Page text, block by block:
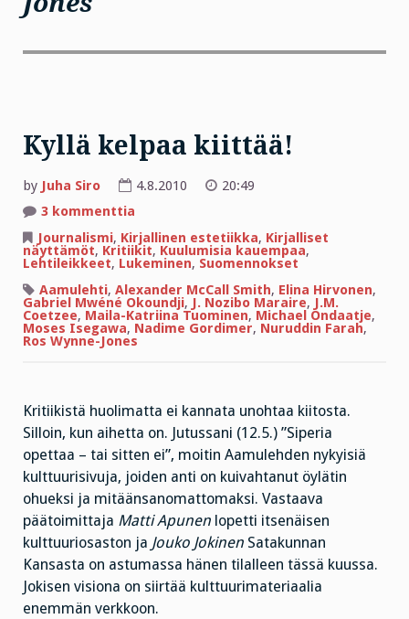
Kyllä kelpaa kiittää!
by Juha Siro 4.8.2010
20:49
3 kommenttia
kelpaa
kiittää!
Journalismi, Kirjallinen estetiikka, Kirjalliset
näyttämöt, Kritiikit, Kuulumisia kauempaa,
Lehtileikkeet, Lukeminen, Suomennokset
Aamulehti, Alexander McCall Smith, Elina Hirvonen,
Gabriel Mwéné Okoundji, J. Nozibo Maraire, J.M.
Coetzee, Maila-Katriina Tuominen, Michael Ondaatje,
Moses Isegawa, Nadime Gordimer, Nuruddin Farah,
Ros Wynne-Jones
Kritiikistä huolimatta ei kannata unohtaa kiitosta.
Silloin, kun aihetta on. Jutussani (12.5.) ”Siperia
opettaa – tai sitten ei”, moitin Aamulehden nykyisiä
kulttuurisivuja, joiden anti on kuivahtanut öylätin
ohueksi ja mitäänsanomattomaksi. Vastaava
päätoimittaja Matti Apunen lopetti itsenäisen
kulttuuriosaston ja Jouko Jokinen Satakunnan
Kansasta on astumassa hänen tilalleen tässä kuussa.
Jokisen visiona on siirtää kulttuurimateriaalia
enemmän verkkoon.